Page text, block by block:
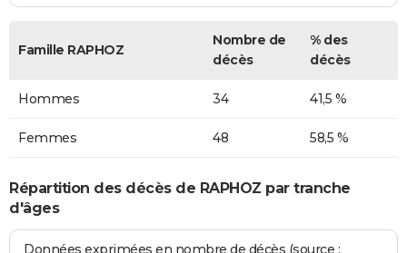
Famille RAPHOZ
Nombre de
décès
% des
décès
Hommes 34 41,5 %
Femmes 48 58,5 %
Répartition des décès de RAPHOZ par tranche
d'âges
Données exprimées en nombre de décès (source :